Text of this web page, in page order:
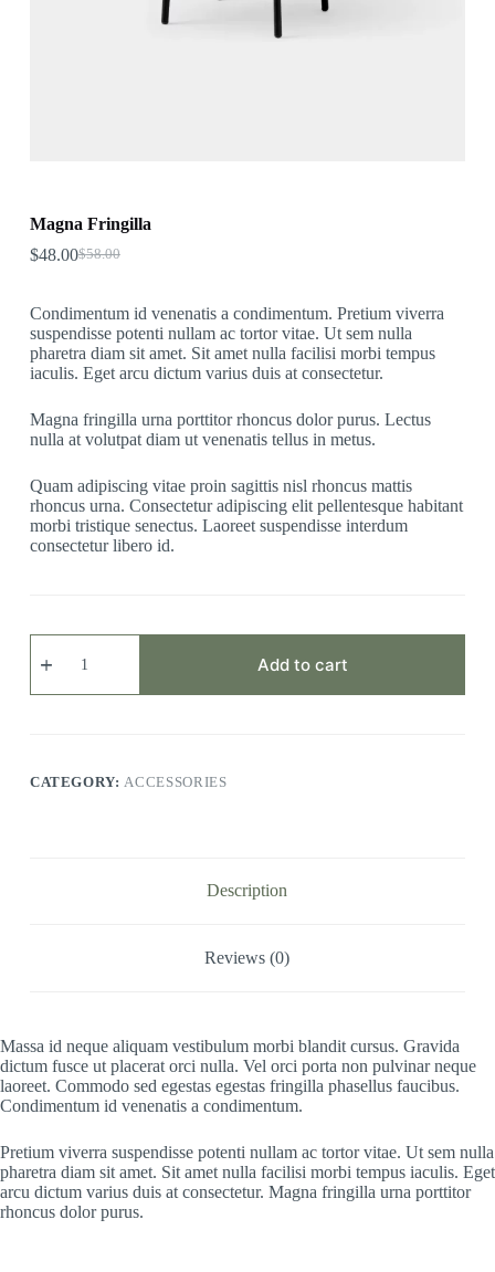
Magna Fringilla
$58.00
Original
$58.00.
$48.00Current
$48.00.
Condimentum id venenatis a condimentum. Pretium viverra
suspendisse potenti nullam ac tortor vitae. Ut sem nulla
pharetra diam sit amet. Sit amet nulla facilisi morbi tempus
iaculis. Eget arcu dictum varius duis at consectetur.
Magna fringilla urna porttitor rhoncus dolor purus. Lectus
nulla at volutpat diam ut venenatis tellus in metus.
Quam adipiscing vitae proin sagittis nisl rhoncus mattis
rhoncus urna. Consectetur adipiscing elit pellentesque habitant
morbi tristique senectus. Laoreet suspendisse interdum
consectetur libero id.
Magna
Fringilla
Add to cart
CATEGORY: ACCESSORIES
Description
Reviews (0)
Massa id neque aliquam vestibulum morbi blandit cursus. Gravida
dictum fusce ut placerat orci nulla. Vel orci porta non pulvinar neque
laoreet. Commodo sed egestas egestas fringilla phasellus faucibus.
Condimentum id venenatis a condimentum.
Pretium viverra suspendisse potenti nullam ac tortor vitae. Ut sem nulla
pharetra diam sit amet. Sit amet nulla facilisi morbi tempus iaculis. Eget
arcu dictum varius duis at consectetur. Magna fringilla urna porttitor
rhoncus dolor purus.